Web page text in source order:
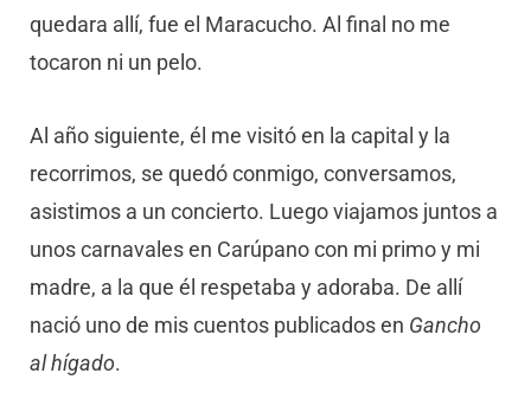
quedara allí, fue el Maracucho. Al final no me
tocaron ni un pelo.
Al año siguiente, él me visitó en la capital y la
recorrimos, se quedó conmigo, conversamos,
asistimos a un concierto. Luego viajamos juntos a
unos carnavales en Carúpano con mi primo y mi
madre, a la que él respetaba y adoraba. De allí
nació uno de mis cuentos publicados en Gancho
al hígado.